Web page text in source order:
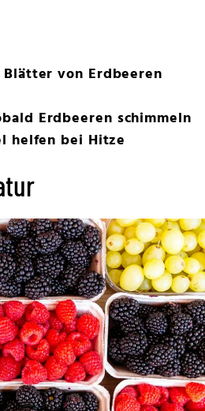
von Erdbeeren
Erdbeeren schimmeln
helfen bei Hitze